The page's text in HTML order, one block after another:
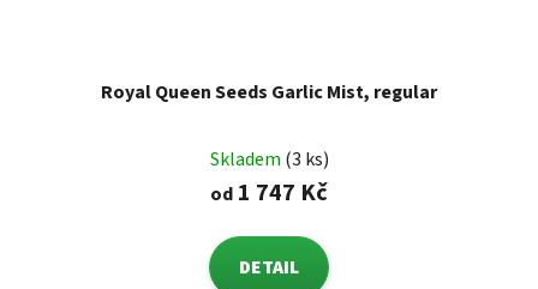
Royal Queen Seeds Garlic Mist, regular
Skladem (3 ks)
od 1 747 Kč
DETAIL